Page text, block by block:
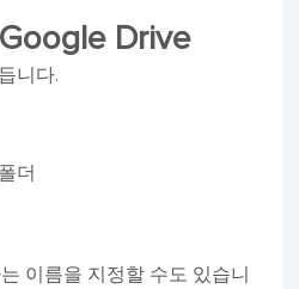
Google Drive
니다.
이름을 지정할 수도 있습니